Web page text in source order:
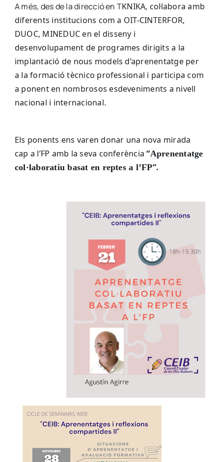
A més, des de la direcció en TKNIKA, col·labora amb
diferents institucions com a OIT-CINTERFOR,
DUOC, MINEDUC en el disseny i
desenvolupament de programes dirigits a la
implantació de nous models d’aprenentatge per
a la formació tècnico professional i participa com
a ponent en nombrosos esdeveniments a nivell
nacional i internacional.
Els ponents ens varen donar una nova mirada
cap a l’FP amb la seva conferència“Aprenentatge
col·laboratiu basat en reptes a l’FP”.